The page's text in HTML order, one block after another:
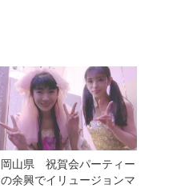
岡山県 祝賀会パーティー
の余興でイリュージョンマ